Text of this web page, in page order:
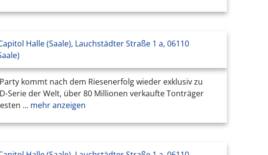
Halle (Saale), Lauchstädter Straße 1 a, 06110
kommt nach dem Riesenerfolg wieder exklusiv zu
Serie der Welt, über 80 Millionen verkaufte Tonträger
... mehr anzeigen